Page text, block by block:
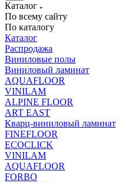
Каталог
По всему сайту
По каталогу
Каталог
Распродажа
Виниловые полы
Виниловый ламинат
AQUAFLOOR
VINILAM
ALPINE FLOOR
ART EAST
Кварц-виниловый ламинат
FINEFLOOR
ECOCLICK
VINILAM
AQUAFLOOR
FORBO